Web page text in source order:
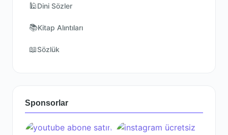
🕌Dini Sözler
📚Kitap Alıntıları
📖Sözlük
Sponsorlar